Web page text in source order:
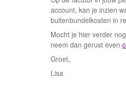
account, kan je inzien
buitenbundelkosten in
Mocht je hier verder
neem dan gerust even
Groet,
Lisa